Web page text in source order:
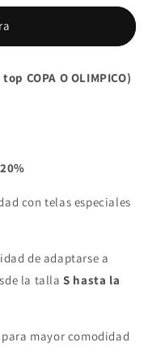
COPA O OLIMPICO)
con telas especiales
de adaptarse a
la tallaS hasta la
mayor comodidad